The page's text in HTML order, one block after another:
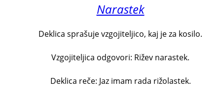
Narastek
Deklica sprašuje vzgojiteljico, kaj je za kosilo.
Vzgojiteljica odgovori: Rižev narastek.
Deklica reče: Jaz imam rada rižolastek.